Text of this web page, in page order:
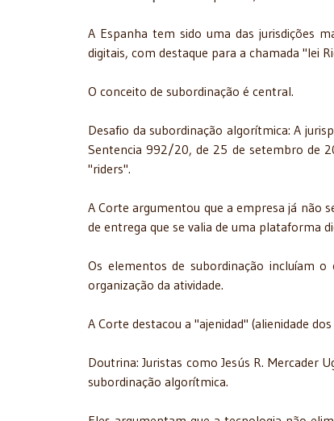
A Espanha tem sido uma das jurisdições
digitais, com destaque para a chamada "lei
O conceito de subordinação é central.
Desafio da subordinação algorítmica: A
Sentencia 992/20, de 25 de setembro de
"riders".
A Corte argumentou que a empresa já não
de entrega que se valia de uma plataforma
Os elementos de subordinação incluíam
organização da atividade.
A Corte destacou a "ajenidad" (alienidade
Doutrina: Juristas como Jesús R. Mercader
subordinação algorítmica.